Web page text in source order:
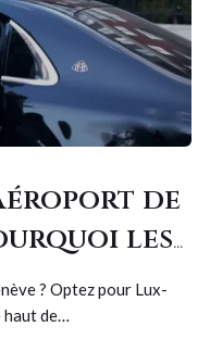
de
les
? Optez pour Lux-
haut de…